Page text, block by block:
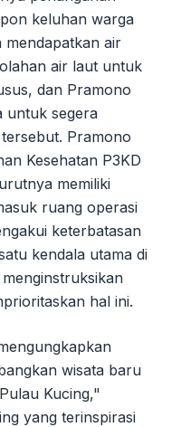
keluhan warga
mendapatkan air
air laut untuk
dan Pramono
untuk segera
Pramono
Kesehatan P3KD
memiliki
ruang operasi
keterbatasan
kendala utama di
hal ini.
wisata baru
Kucing,"
yang terinspirasi